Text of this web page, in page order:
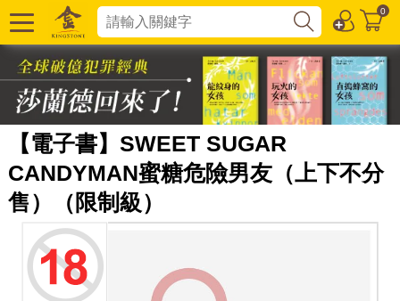
0
【電子書】SWEET SUGAR
CANDYMAN蜜糖危險男友（上下不分
售）（限制級）